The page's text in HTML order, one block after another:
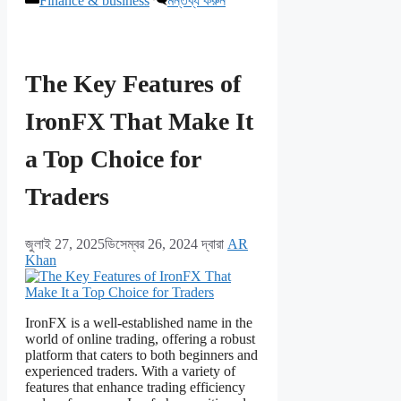
The Key Features of
IronFX That Make It
a Top Choice for
Traders
জুলাই 27, 2025ডিসেম্বর 26, 2024 দ্বারা AR
Khan
IronFX is a well-established name in the
world of online trading, offering a robust
platform that caters to both beginners and
experienced traders. With a variety of
features that enhance trading efficiency